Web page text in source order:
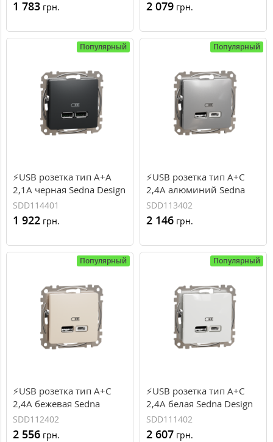
1 783 грн. 2 079 грн.
Популярный
⚡USB розетка тип A+A
2,1A черная Sedna Design
Schneider Electric
(SDD114401)
SDD114401
1 922 грн.
Популярный
⚡USB розетка тип A+C
2,4A алюминий Sedna
Design Schneider Electric
(SDD113402)
SDD113402
2 146 грн.
Популярный
⚡USB розетка тип A+C
2,4A бежевая Sedna
Design Schneider Electric
(SDD112402)
SDD112402
2 556 грн.
Популярный
⚡USB розетка тип A+C
2,4A белая Sedna Design
Schneider Electric
(SDD111402)
SDD111402
2 607 грн.